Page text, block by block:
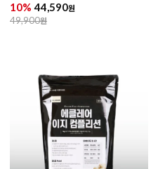
10% 44,590원
49,900원